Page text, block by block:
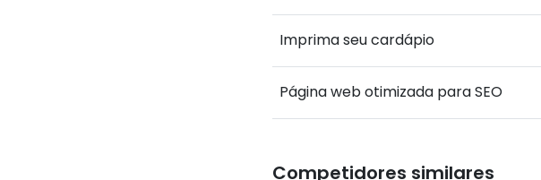
Imprima seu cardápio
Página web otimizada para SEO
Competidores similares